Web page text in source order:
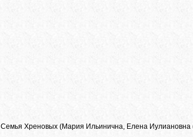
Семья Хреновых (Мария Ильинична, Елена Иулиановна